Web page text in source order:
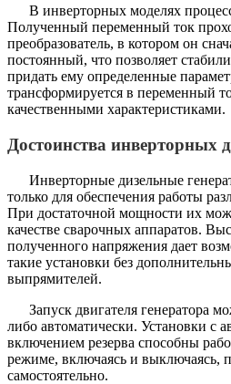
В инверторных моделях
Полученный переменный ток
преобразователь, в котором он
постоянный, что позволяет
придать ему определенные
трансформируется в переменный
качественными характеристиками.
Достоинства инверторных
Инверторные дизельные
только для обеспечения работы
При достаточной мощности их
качестве сварочных аппаратов.
полученного напряжения дает
такие установки без
выпрямителей.
Запуск двигателя генератора
либо автоматически. Установки с
включением резерва способны
режиме, включаясь и выключаясь,
самостоятельно.